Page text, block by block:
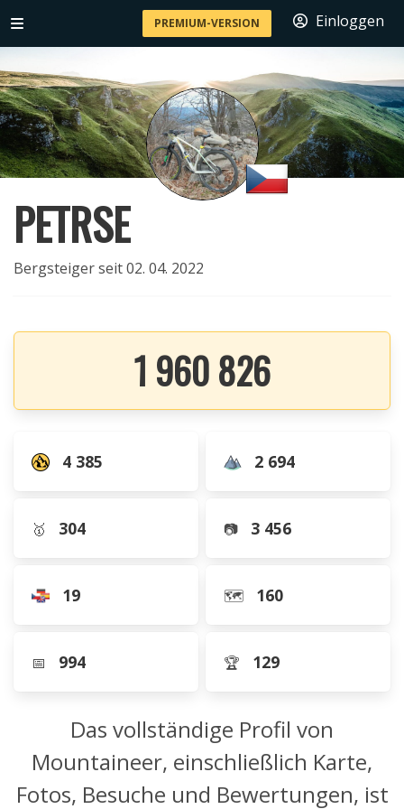
PREMIUM-VERSION Einloggen
PETRSE
Bergsteiger seit 02. 04. 2022
1 960 826
4 385 2 694
🥇 304 📷 3 456
19 🗺️ 160
📅 994 🏆 129
Das vollständige Profil von
Mountaineer, einschließlich Karte,
Fotos, Besuche und Bewertungen, ist